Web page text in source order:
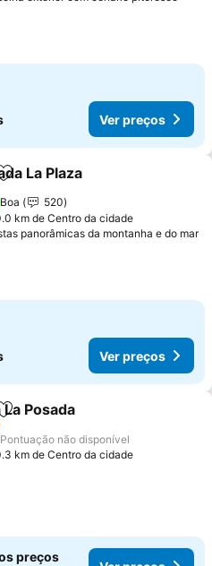
Ver preços
Adicionar aos favoritos
La Plaza
Boa
520
km de Centro da cidade
panorâmicas da montanha e do mar
Ver preços
Adicionar aos favoritos
La Posada
Pontuação não disponível
km de Centro da cidade
preços